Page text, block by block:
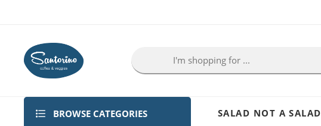
BROWSE CATEGORIES SALAD NOT A SALAD